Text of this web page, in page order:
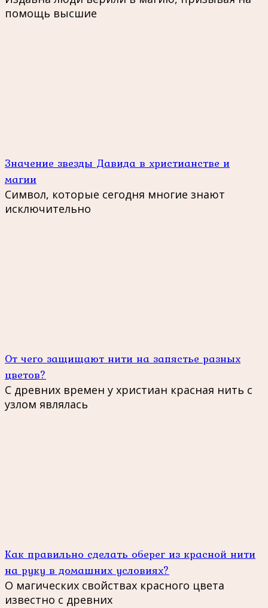
помощь высшие
Значение звезды Давида в христианстве и
магии
Символ, которые сегодня многие знают
исключительно
От чего защищают нити на запястье разных
цветов?
С древних времен у христиан красная нить с
узлом являлась
Как правильно сделать оберег из красной нити
на руку в домашних условиях?
О магических свойствах красного цвета
известно с древних